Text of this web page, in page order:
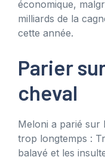
économique,
milliards de la
cette année.
Parier
cheval
Meloni a parié sur
trop longtemps :
balayé et les